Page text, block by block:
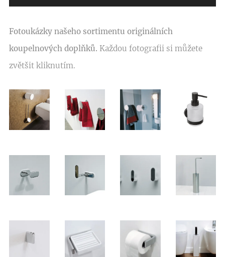
Fotoukázky našeho sortimentu originálních
koupelnových doplňků. Každou fotografii si můžete
zvětšit kliknutím.